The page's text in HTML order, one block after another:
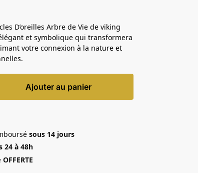
D’oreilles Arbre de Vie de viking
et symbolique qui transformera
votre connexion à la nature et
Ajouter au panier
sous 14 jours
24 à 48h
OFFERTE